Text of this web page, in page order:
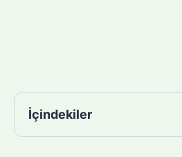
İçindekiler